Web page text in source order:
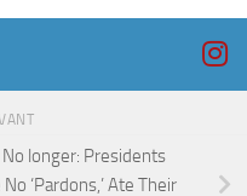
longer: Presidents
‘Pardons,’ Ate Their